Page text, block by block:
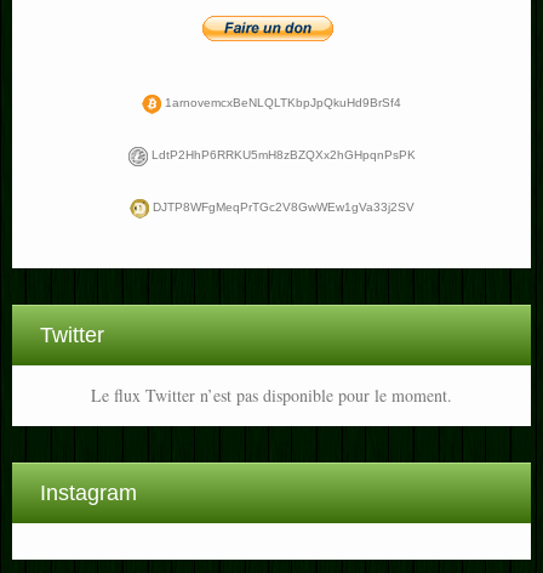
1arnovemcxBeNLQLTKbpJpQkuHd9BrSf4
LdtP2HhP6RRKU5mH8zBZQXx2hGHpqnPsPK
DJTP8WFgMeqPrTGc2V8GwWEw1gVa33j2SV
Twitter
Le flux Twitter n’est pas disponible pour le moment.
Instagram